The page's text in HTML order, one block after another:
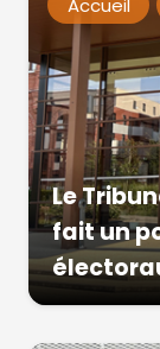
Accueil
Le
fait un